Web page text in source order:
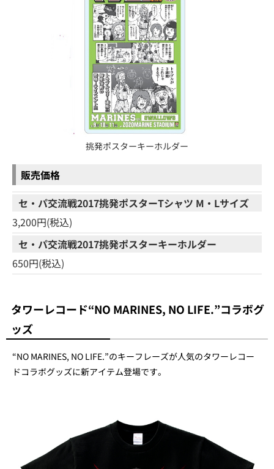
挑発ポスターキーホルダー
販売価格
セ・パ交流戦2017挑発ポスターTシャツ M・Lサイズ
3,200円(税込)
セ・パ交流戦2017挑発ポスターキーホルダー
650円(税込)
タワーレコード“NO MARINES, NO LIFE.”コラボグ
ッズ
“NO MARINES, NO LIFE.”のキーフレーズが人気のタワーレコー
ドコラボグッズに新アイテム登場です。